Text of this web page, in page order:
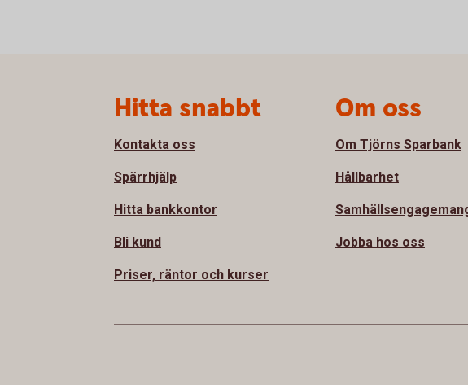
Hitta snabbt
Kontakta oss
Spärrhjälp
Hitta bankkontor
Bli kund
Priser, räntor och kurser
Om oss
Om Tjörns Sparbank
Hållbarhet
Jobba hos oss